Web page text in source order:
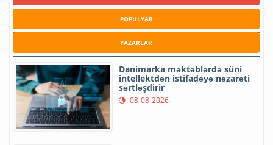
POPULYAR
YAZARLAR
Danimarka məktəblərdə süni
intellektdən istifadəyə nəzarəti
sərtləşdirir
08-08-2026